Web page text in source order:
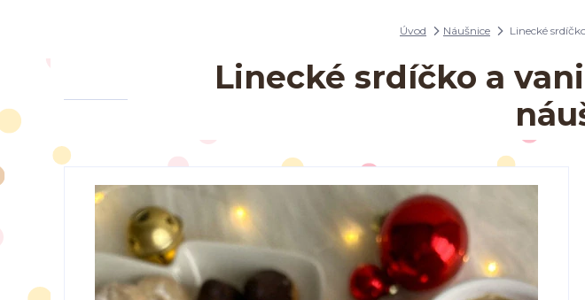
Úvod Náušnice Linecké
Linecké srdíčko a